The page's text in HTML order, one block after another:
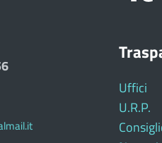
Uffici
U.R.P.